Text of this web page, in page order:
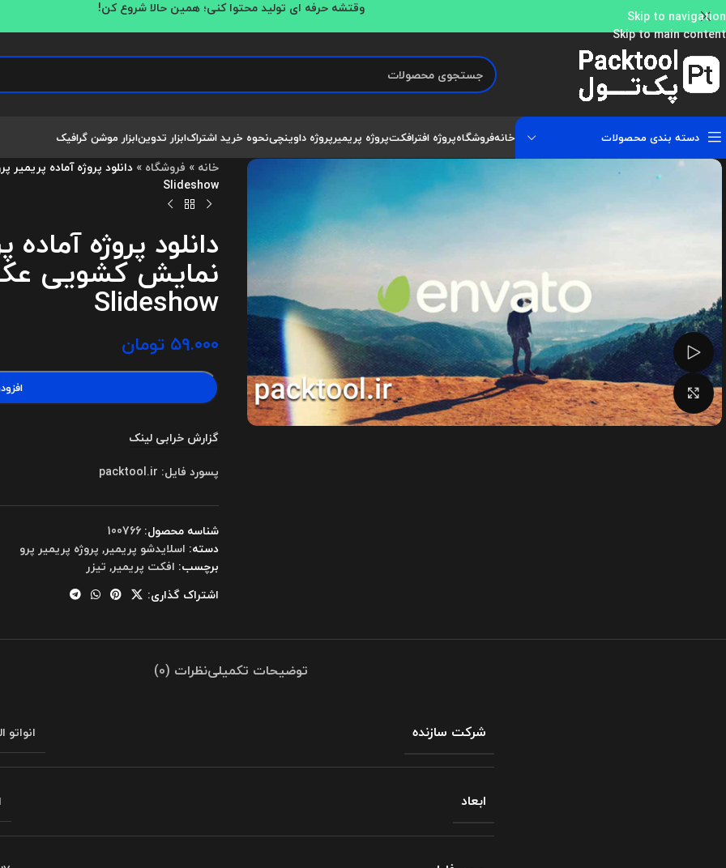
Skip to navigation
Skip to main content
وقتشه حرفه ای تولید محتوا کنی؛ همین حالا شروع کن!
دسته بندی محصولات خانهفروشگاهپروژه افترافکتپروژه پریمیرپروژه داوینچینحوه خرید اشتراکابزار تدوینابزار موشن گرافیک
تماشای ویدئو
بزرگنمایی تصویر
خانه » فروشگاه »
Slideshow
دانلود پروژه
Slideshow
۵۹.۰۰۰ تومان
گزارش خرابی لینک
پسورد فایل: packtool.ir
شناسه محصول: 100766
دسته: اسلایدشو پریمیر, پروژه پریمیر پرو
برچسب: افکت پریمیر, تیزر
اشتراک گذاری:
توضیحات تکمیلینظرات (0)
شرکت سازنده انواتو
ابعاد